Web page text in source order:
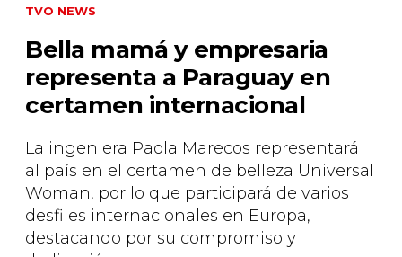
TVO NEWS
Bella mamá y empresaria
representa a Paraguay en
certamen internacional
La ingeniera Paola Marecos representará
al país en el certamen de belleza Universal
Woman, por lo que participará de varios
desfiles internacionales en Europa,
destacando por su compromiso y